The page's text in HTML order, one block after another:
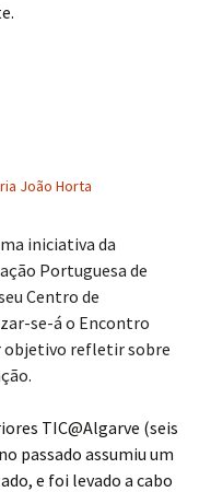
João Horta
iniciativa da
Portuguesa de
Centro de
se-á o Encontro
objetivo refletir sobre
TIC@Algarve (seis
passado assumiu um
e foi levado a cabo